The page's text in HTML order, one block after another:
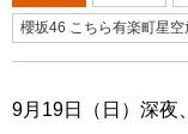
櫻坂46 こちら有楽町星空
9月19日（日）深夜